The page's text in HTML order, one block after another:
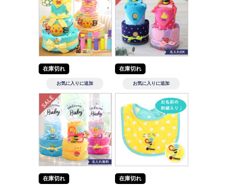
在庫切れ 在庫切れ
在庫切れ 在庫切れ